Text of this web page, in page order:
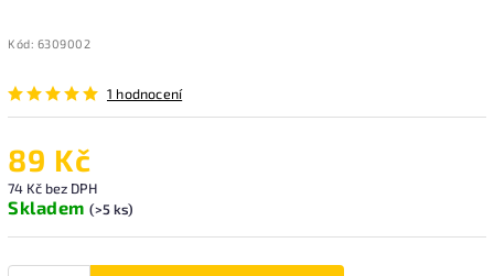
Kód: 6309002
1 hodnocení
89 Kč
74 Kč bez DPH
Skladem (>5 ks)